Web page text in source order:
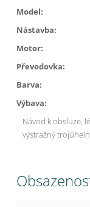
Model:
Nástavba:
Motor:
Převodovka:
Barva:
Výbava:
Návod k obsluze,
výstražný